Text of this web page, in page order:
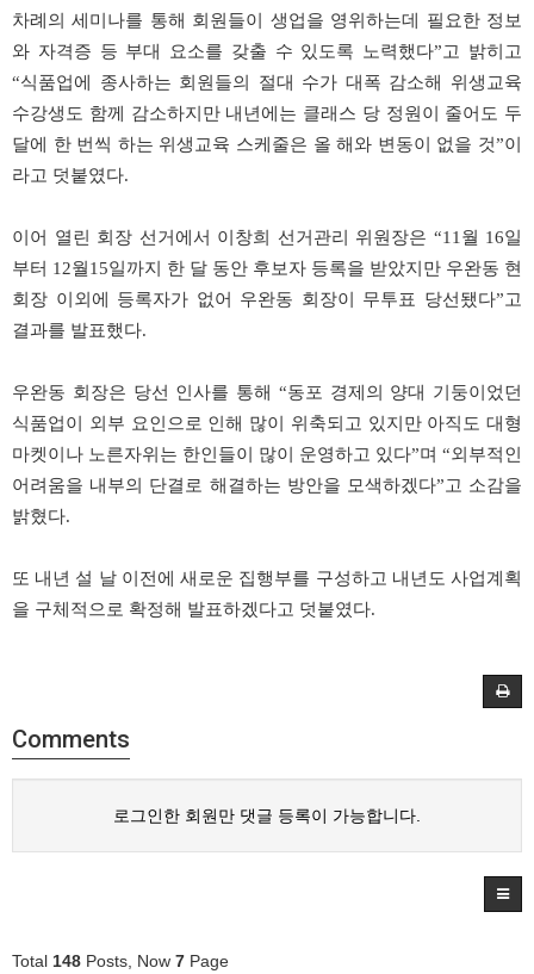
차례의 세미나를 통해 회원들이 생업을 영위하는데 필요한 정보
와 자격증 등 부대 요소를 갖출 수 있도록 노력했다”고 밝히고
“식품업에 종사하는 회원들의 절대 수가 대폭 감소해 위생교육
수강생도 함께 감소하지만 내년에는 클래스 당 정원이 줄어도 두
달에 한 번씩 하는 위생교육 스케줄은 올 해와 변동이 없을 것”이
라고 덧붙였다.
이어 열린 회장 선거에서 이창희 선거관리 위원장은 “11월 16일
부터 12월15일까지 한 달 동안 후보자 등록을 받았지만 우완동 현
회장 이외에 등록자가 없어 우완동 회장이 무투표 당선됐다”고
결과를 발표했다.
우완동 회장은 당선 인사를 통해 “동포 경제의 양대 기둥이었던
식품업이 외부 요인으로 인해 많이 위축되고 있지만 아직도 대형
마켓이나 노른자위는 한인들이 많이 운영하고 있다”며 “외부적인
어려움을 내부의 단결로 해결하는 방안을 모색하겠다”고 소감을
밝혔다.
또 내년 설 날 이전에 새로운 집행부를 구성하고 내년도 사업계획
을 구체적으로 확정해 발표하겠다고 덧붙였다.
Comments
로그인한 회원만 댓글 등록이 가능합니다.
Total 148 Posts, Now 7 Page